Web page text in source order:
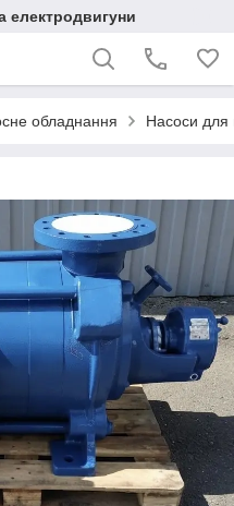
електродвигуни
обладнання Насоси для